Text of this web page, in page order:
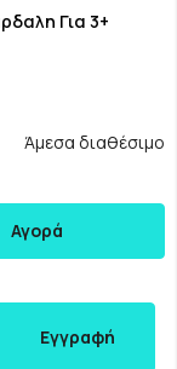
Για 3+
Άμεσα διαθέσιμο
Αγορά
Εγγραφή